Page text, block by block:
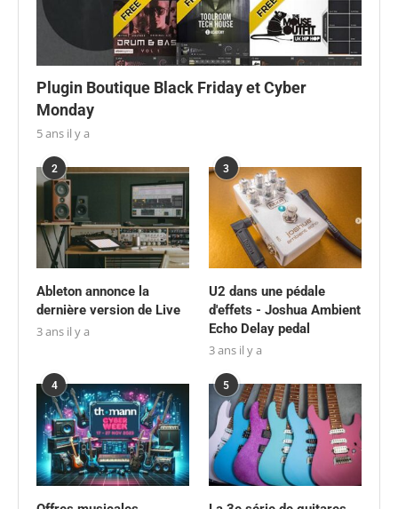
Plugin Boutique Black Friday et Cyber
Monday
5 ans il y a
2
Ableton annonce la
dernière version de Live
3 ans il y a
3
U2 dans une pédale
d'effets - Joshua Ambient
Echo Delay pedal
3 ans il y a
4 5